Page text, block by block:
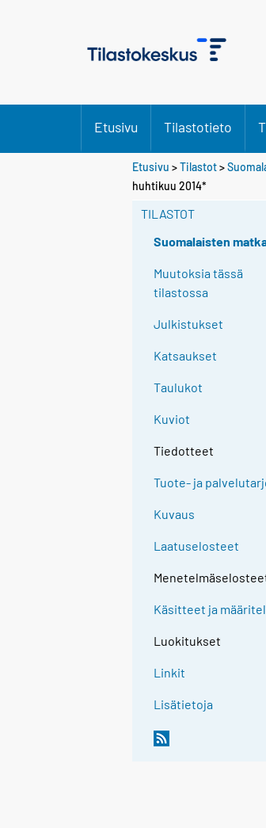
Etusivu Tilastotieto
Etusivu >Tilastot>
huhtikuu 2014*
TILASTOT
Suomalaisten
Muutoksia tässä
tilastossa
Julkistukset
Katsaukset
Taulukot
Kuviot
Tiedotteet
Tuote- ja
Kuvaus
Laatuselosteet
Käsitteet ja
Luokitukset
Linkit
Lisätietoja